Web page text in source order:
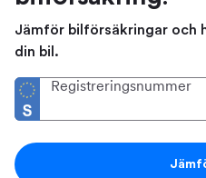
Jämför bilförsäkringar och
din bil.
Registreringsnummer